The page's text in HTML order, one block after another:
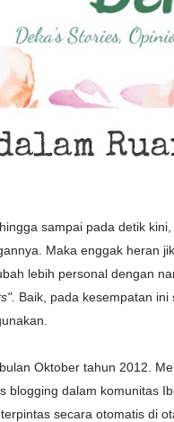
sampai pada detik
Maka enggak heran
lebih personal dengan
Baik, pada kesempatan
Oktober tahun 2012.
blogging dalam komunitas
secara otomatis di